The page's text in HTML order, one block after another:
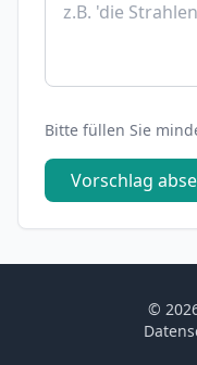
Bitte füllen Sie
Vorschlag
©